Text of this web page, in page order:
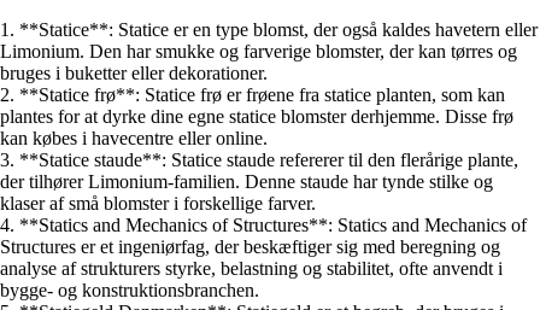
1. **Statice**: Statice er en type blomst, der også kaldes havetern eller
Limonium. Den har smukke og farverige blomster, der kan tørres og
bruges i buketter eller dekorationer.
2. **Statice frø**: Statice frø er frøene fra statice planten, som kan
plantes for at dyrke dine egne statice blomster derhjemme. Disse frø
kan købes i havecentre eller online.
3. **Statice staude**: Statice staude refererer til den flerårige plante,
der tilhører Limonium-familien. Denne staude har tynde stilke og
klaser af små blomster i forskellige farver.
4. **Statics and Mechanics of Structures**: Statics and Mechanics of
Structures er et ingeniørfag, der beskæftiger sig med beregning og
analyse af strukturers styrke, belastning og stabilitet, ofte anvendt i
bygge- og konstruktionsbranchen.